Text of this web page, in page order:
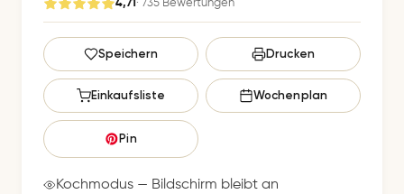
4,71 · 735 Bewertungen
G
e
s
e
c
Speichern Drucken
Einkaufsliste Wochenplan
Pin
Kochmodus — Bildschirm bleibt an